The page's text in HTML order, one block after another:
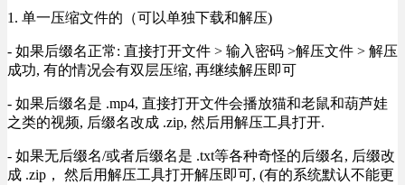
1. 单一压缩文件的（可以单独下载和解压)
- 如果后缀名正常: 直接打开文件 > 输入密码 >解压文件 > 解压
成功, 有的情况会有双层压缩, 再继续解压即可
- 如果后缀名是 .mp4, 直接打开文件会播放猫和老鼠和葫芦娃
之类的视频, 后缀名改成 .zip, 然后用解压工具打开.
- 如果无后缀名/或者后缀名是 .txt等各种奇怪的后缀名, 后缀改
成 .zip， 然后用解压工具打开解压即可, (有的系统默认不能更